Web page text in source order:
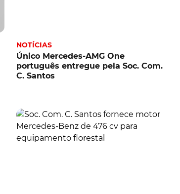
NOTÍCIAS
Único Mercedes-AMG One
português entregue pela Soc. Com.
C. Santos